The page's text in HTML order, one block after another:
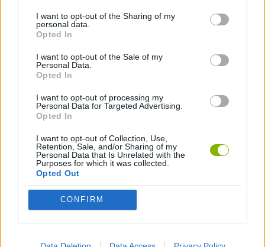
I want to opt-out of the Sharing of my
personal data.
Opted In
I want to opt-out of the Sale of my
Personal Data.
Opted In
I want to opt-out of processing my
Personal Data for Targeted Advertising.
Opted In
I want to opt-out of Collection, Use,
Retention, Sale, and/or Sharing of my
Personal Data that Is Unrelated with the
Purposes for which it was collected.
Opted Out
CONFIRM
JOGOS DE AÇÃO
JOGOS DE GERENCIAMENTO
JOGOS DE PLATAFORMAS
JOGOS EM 3D